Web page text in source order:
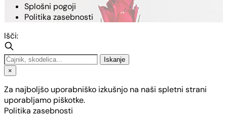
Splošni pogoji
Politika zasebnosti
Išči:
Iskanje
×
Za najboljšo uporabniško izkušnjo na naši spletni strani
uporabljamo piškotke.
Politika zasebnosti